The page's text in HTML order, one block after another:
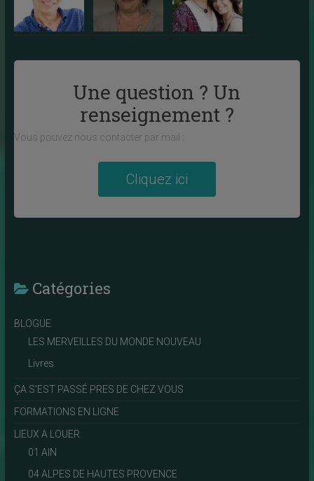
Une question ? Un
renseignement ?
Vous pouvez nous contacter par mail :
Cliquez ici
Catégories
BLOGUE
LES MERVEILLES DU MONDE NOUVEAU
Livres
ÇA S'EST PASSÉ PRES DE CHEZ VOUS
FORMATIONS EN LIGNE
LIEUX A LOUER
01 AIN
04 ALPES DE HAUTES PROVENCE